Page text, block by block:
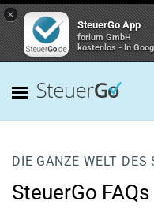
×
SteuerGo App
forium GmbH
kostenlos - In
DIE GANZE WELT DES
SteuerGo FAQs